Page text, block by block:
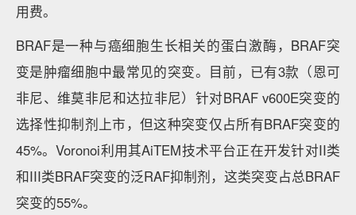
用费。
BRAF是一种与癌细胞生长相关的蛋白激酶，BRAF突
变是肿瘤细胞中最常见的突变。目前，已有3款（恩可
非尼、维莫非尼和达拉非尼）针对BRAF v600E突变的
选择性抑制剂上市，但这种突变仅占所有BRAF突变的
45%。Voronoi利用其AiTEM技术平台正在开发针对II类
和III类BRAF突变的泛RAF抑制剂，这类突变占总BRAF
突变的55%。